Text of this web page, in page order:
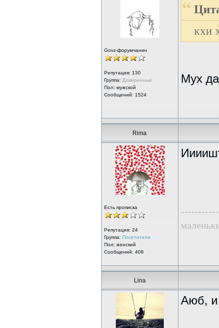
Govz-форумчанин
Репутация: 130
Группа: Доверенные
Пол: мужской
Сообщений: 1524
кхи
Мух
Rima
Есть прописка
Репутация: 24
Группа: Посетители
Пол: женский
Сообщений: 408
Lina
Аюб, и